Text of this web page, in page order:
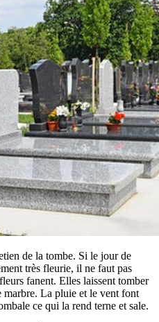
de la tombe. Si le jour de
très fleurie, il ne faut pas
fanent. Elles laissent tomber
marbre. La pluie et le vent font
ce qui la rend terne et sale.